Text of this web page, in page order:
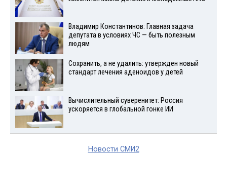
Владимир Константинов: Главная задача
депутата в условиях ЧС — быть полезным
людям
Сохранить, а не удалить: утвержден новый
стандарт лечения аденоидов у детей
Вычислительный суверенитет: Россия
ускоряется в глобальной гонке ИИ
Новости СМИ2